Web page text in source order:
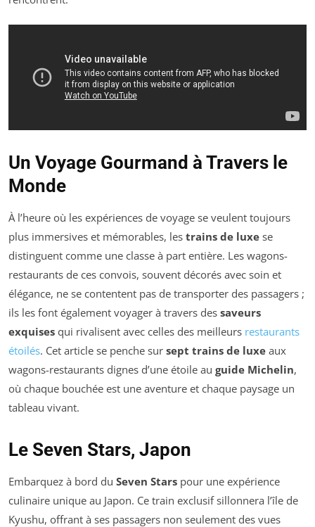
Un Voyage Gourmand à Travers le
Monde
À l’heure où les expériences de voyage se veulent toujours
plus immersives et mémorables, les trains de luxe se
distinguent comme une classe à part entière. Les wagons-
restaurants de ces convois, souvent décorés avec soin et
élégance, ne se contentent pas de transporter des passagers ;
ils les font également voyager à travers des saveurs
exquises qui rivalisent avec celles des meilleurs restaurants
étoilés. Cet article se penche sur sept trains de luxe aux
wagons-restaurants dignes d’une étoile au guide Michelin,
où chaque bouchée est une aventure et chaque paysage un
tableau vivant.
Le Seven Stars, Japon
Embarquez à bord du Seven Stars pour une expérience
culinaire unique au Japon. Ce train exclusif sillonnera l’île de
Kyushu, offrant à ses passagers non seulement des vues